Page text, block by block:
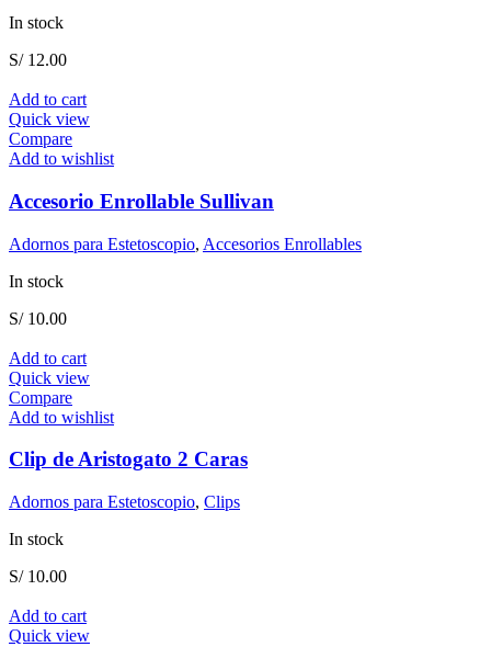
In stock
S/12.00
Add to cart
Quick view
Compare
Add to wishlist
Accesorio Enrollable Sullivan
Adornos para Estetoscopio, Accesorios Enrollables
In stock
S/10.00
Add to cart
Quick view
Compare
Add to wishlist
Clip de Aristogato 2 Caras
Adornos para Estetoscopio, Clips
In stock
S/10.00
Add to cart
Quick view